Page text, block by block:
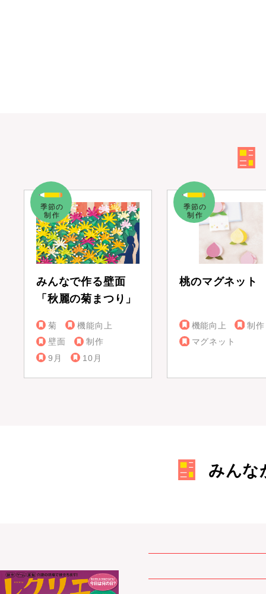
みんなで作る壁面
「秋麗の菊まつり」
菊
機能向上
壁面
制作
9月
10月
桃のマグネット
機能向上
制作
マグネット
みんな